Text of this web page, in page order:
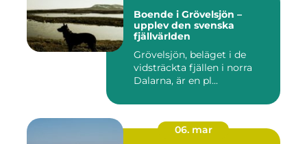
Boende i Grövelsjön –
upplev den svenska
fjällvärlden
Grövelsjön, beläget i de
vidsträckta fjällen i norra
Dalarna, är en pl...
06. mar